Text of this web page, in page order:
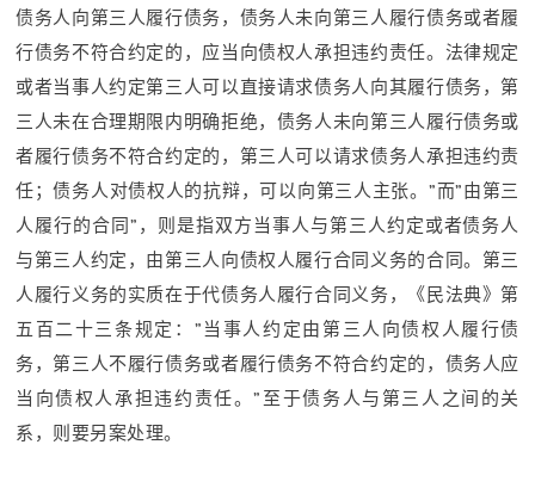
债务人向第三人履行债务，债务人未向第三人履行债务或者履
行债务不符合约定的，应当向债权人承担违约责任。法律规定
或者当事人约定第三人可以直接请求债务人向其履行债务，第
三人未在合理期限内明确拒绝，债务人未向第三人履行债务或
者履行债务不符合约定的，第三人可以请求债务人承担违约责
任；债务人对债权人的抗辩，可以向第三人主张。”而”由第三
人履行的合同”，则是指双方当事人与第三人约定或者债务人
与第三人约定，由第三人向债权人履行合同义务的合同。第三
人履行义务的实质在于代债务人履行合同义务，《民法典》第
五百二十三条规定：”当事人约定由第三人向债权人履行债
务，第三人不履行债务或者履行债务不符合约定的，债务人应
当向债权人承担违约责任。”至于债务人与第三人之间的关
系，则要另案处理。